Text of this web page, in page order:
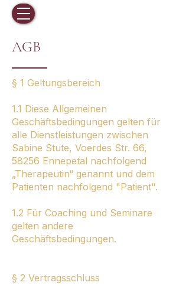
AGB
§ 1 Geltungsbereich
1.1 Diese Allgemeinen
Geschäftsbedingungen gelten für
alle Dienstleistungen zwischen
Sabine Stute, Voerdes Str. 66,
58256 Ennepetal nachfolgend
„Therapeutin“ genannt und dem
Patienten nachfolgend "Patient".
1.2 Für Coaching und Seminare
gelten andere
Geschäftsbedingungen.
§ 2 Vertragsschluss